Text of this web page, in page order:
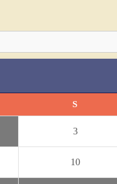
S
3
10